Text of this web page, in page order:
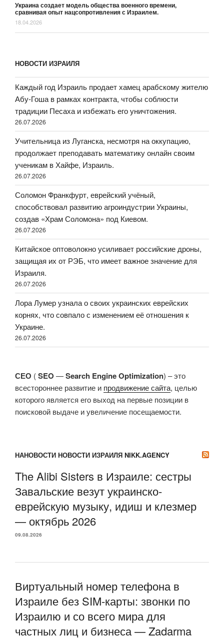
Украина создает модель общества военного времени,
сравнивая опыт нацсопротивления с Израилем.
18.04.2026
НОВОСТИ ИЗРАИЛЯ
Каждый год Израиль продает хамец арабскому жителю
Абу-Гоша в рамках контракта, чтобы соблюсти
традиции Песаха и избежать его уничтожения.
26.07.2026
Учительница из Луганска, несмотря на оккупацию,
продолжает преподавать математику онлайн своим
ученикам в Хайфе, Израиль.
26.07.2026
Соломон Франкфурт, еврейский учёный,
способствовал развитию агроиндустрии Украины,
создав «Храм Соломона» под Киевом.
26.07.2026
Китайское оптоволокно усиливает российские дроны,
защищая их от РЭБ, что имеет важное значение для
Израиля.
26.07.2026
Лора Лумер узнала о своих украинских еврейских
корнях, что совпало с изменением её отношения к
Украине.
26.07.2026
СЕО (SEO —Search Engine Optimization) – это
всестороннее развитие и продвижение сайта, целью
которого является его выход на первые позиции в
поисковой выдаче и увеличение посещаемости.
НАНОВОСТИ НОВОСТИ ИЗРАИЛЯ NIKK.AGENCY
The Alibi Sisters в Израиле: сестры
Завальские везут украинско-
еврейскую музыку, идиш и клезмер
— октябрь 2026
09.08.2026
Виртуальный номер телефона в
Израиле без SIM-карты: звонки по
Израилю и со всего мира для
частных лиц и бизнеса — Zadarma